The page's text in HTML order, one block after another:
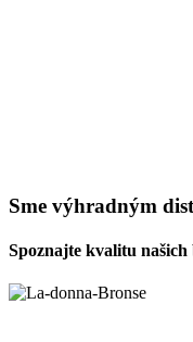
Sme výhradným
Spoznajte kvalitu